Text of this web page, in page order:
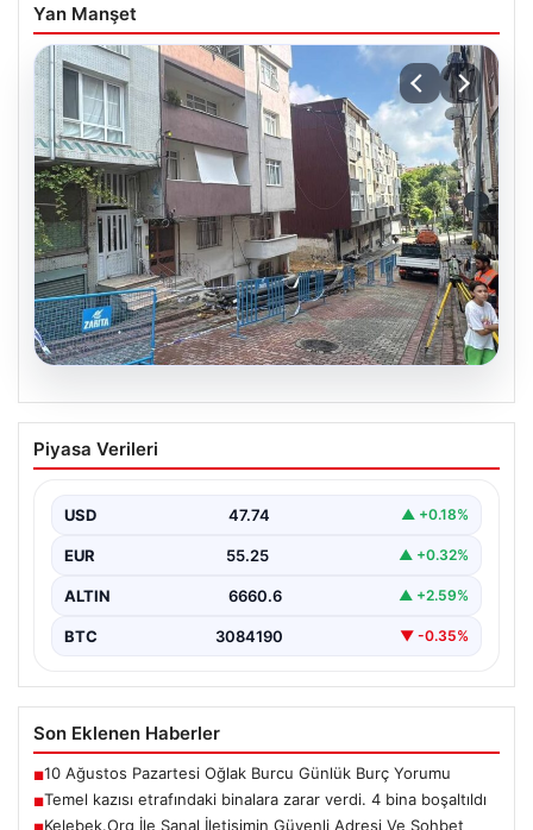
Yan Manşet
Temel kazısı etrafındaki binalara zarar
verdi. 4 bina boşaltıldı
Piyasa Verileri
USD 47.74 ▲ +0.18%
EUR 55.25 ▲ +0.32%
ALTIN 6660.6 ▲ +2.59%
BTC 3084190 ▼ -0.35%
Son Eklenen Haberler
■10 Ağustos Pazartesi Oğlak Burcu Günlük Burç Yorumu
■Temel kazısı etrafındaki binalara zarar verdi. 4 bina boşaltıldı
■Kelebek.Org İle Sanal İletişimin Güvenli Adresi Ve Sohbet